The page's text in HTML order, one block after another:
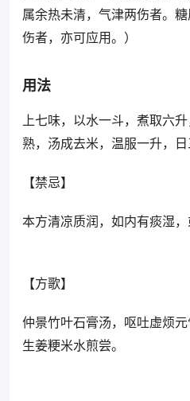
属余热未清，气津两伤者。
伤者，亦可应用。）
用法
上七味，以水一斗，煮取六
熟，汤成去米，温服一升
【禁忌】
本方清凉质润，如内有痰湿，
【方歌】
仲景竹叶石膏汤，呕吐虚烦元
生姜粳米水煎尝。